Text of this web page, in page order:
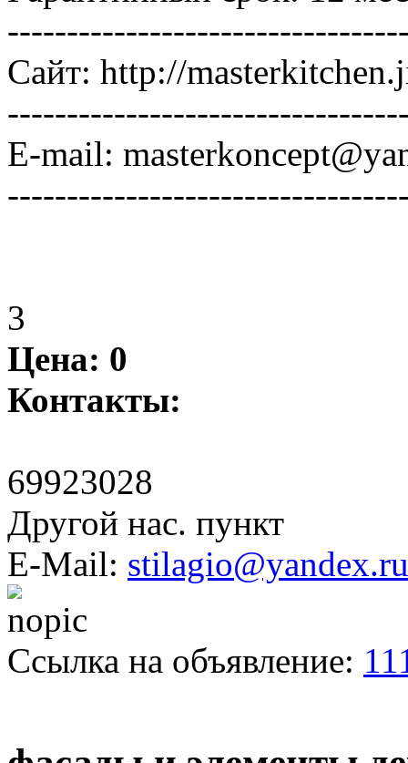
Сайт: http://
Е-mail:
3
Цена: 0
Контакты:
69923028
Другой нас. пункт
E-Mail: stilagio@yandex.ru
Ссылка на объявление: